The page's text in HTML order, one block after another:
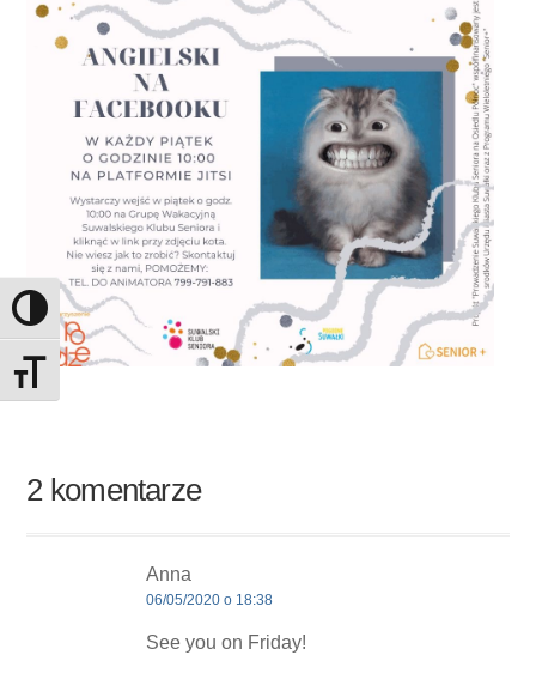
Toggle High Contrast
Toggle Font size
2 komentarze
Anna
06/05/2020 o 18:38
See you on Friday!